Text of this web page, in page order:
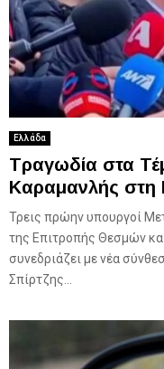
Ελλάδα
Τραγωδία στα
Καραμανλής στη
Τρεις πρώην υπουργοί
της Επιτροπής Θεσμών
συνεδριάζει με νέα
Σπίρτζης...